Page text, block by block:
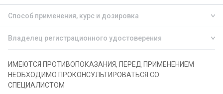
Способ применения, курс и дозировка
Владелец регистрационного удостоверения
ИМЕЮТСЯ ПРОТИВОПОКАЗАНИЯ, ПЕРЕД ПРИМЕНЕНИЕМ
НЕОБХОДИМО ПРОКОНСУЛЬТИРОВАТЬСЯ СО
СПЕЦИАЛИСТОМ